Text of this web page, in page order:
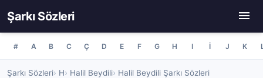
Şarkı Sözleri
# A B C Ç D E F G H I İ J K
Şarkı Sözleri H Halil Beydili Halil Beydili Şarkı Sözleri